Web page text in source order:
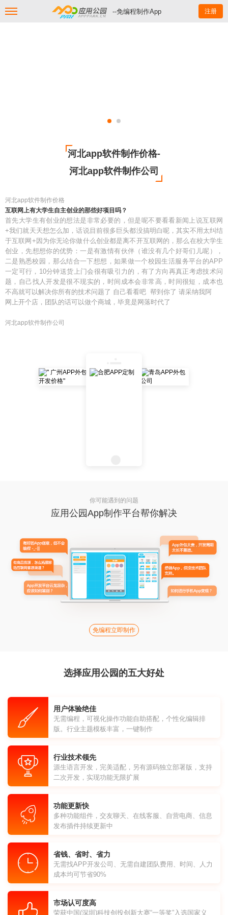
--免编程制作App 注册
河北app软件制作价格-
河北app软件制作公司
河北app软件制作价格
互联网上有大学生自主创业的那些好项目吗？
首先大学生有创业的想法是非常必要的，但是呢不要看看新闻上说互联网
+我们就天天想怎么加，话说目前很多巨头都没搞明白呢，其实不用太纠结
于互联网+因为你无论你做什么创业都是离不开互联网的，那么在校大学生
创业，先想想你的优势：一是有激情有伙伴（谁没有几个好哥们儿呢），
二是熟悉校园，那么结合一下想想，如果做一个校园生活服务平台的APP
一定可行，10分钟送货上门会很有吸引力的，有了方向再真正考虑技术问
题，自己找人开发是很不现实的，时间成本会非常高，时间很短，成本也
不高就可以解决你所有的技术问题了 自己看看吧 帮到你了 请采纳我阿
网上开个店，团队的话可以做个商城，毕竟是网落时代了
河北app软件制作公司
你可能遇到的问题
应用公园App制作平台帮你解决
免编程立即制作
选择应用公园的五大好处
用户体验绝佳
无需编程，可视化操作功能自助搭配，个性化编辑排
版。行业主题模板丰富，一键制作
行业技术领先
源生语言开发，完美适配，另有源码独立部署版，支持
二次开发，实现功能无限扩展
功能更新快
多种功能组件，交友聊天、在线客服、自营电商、信息
发布插件持续更新中
省钱、省时、省力
无需找APP开发公司、无需自建团队费用、时间、人力
成本均可节省90%
市场认可度高
荣获中国(深圳)科技创投创新大赛“一等奖”入选国家义